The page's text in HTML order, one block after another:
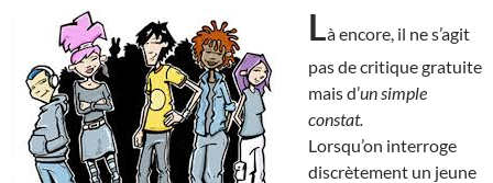
Là encore, il ne s’agit
pas de critique gratuite
mais d’un simple
constat.
Lorsqu’on interroge
discrètement un jeune